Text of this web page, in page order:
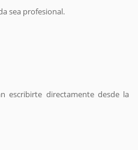
sea profesional.
escribirte directamente desde la